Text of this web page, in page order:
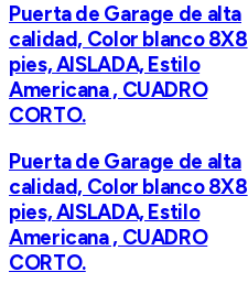
Puerta de Garage de alta
calidad, Color blanco 8X8
pies, AISLADA, Estilo
Americana , CUADRO
CORTO.
Puerta de Garage de alta
calidad, Color blanco 8X8
pies, AISLADA, Estilo
Americana , CUADRO
CORTO.